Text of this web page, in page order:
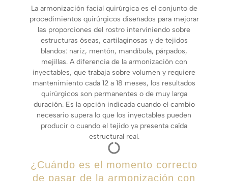
La armonización facial quirúrgica es el conjunto de
procedimientos quirúrgicos diseñados para mejorar
las proporciones del rostro interviniendo sobre
estructuras óseas, cartilaginosas y de tejidos
blandos: nariz, mentón, mandíbula, párpados,
mejillas. A diferencia de la armonización con
inyectables, que trabaja sobre volumen y requiere
mantenimiento cada 12 a 18 meses, los resultados
quirúrgicos son permanentes o de muy larga
duración. Es la opción indicada cuando el cambio
necesario supera lo que los inyectables pueden
producir o cuando el tejido ya presenta caída
estructural real.
¿Cuándo es el momento correcto
de pasar de la armonización con